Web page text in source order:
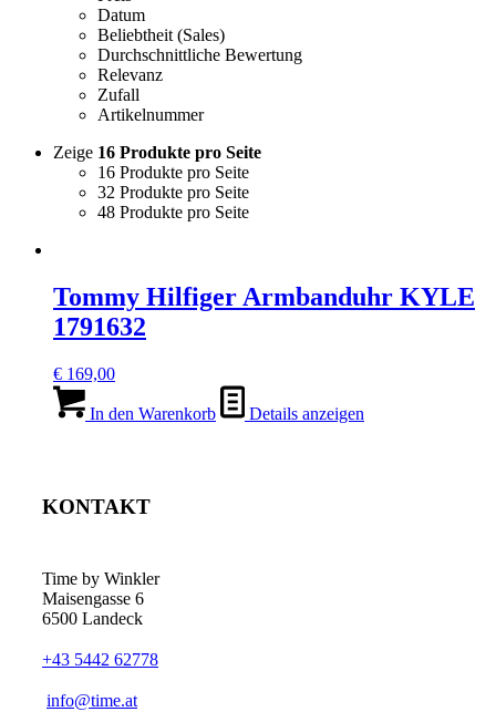
Datum
Beliebtheit (Sales)
Durchschnittliche Bewertung
Relevanz
Zufall
Artikelnummer
Zeige 16 Produkte pro Seite
16 Produkte pro Seite
32 Produkte pro Seite
48 Produkte pro Seite
Tommy Hilfiger Armbanduhr KYLE
1791632
€ 169,00
In den Warenkorb Details anzeigen
KONTAKT
Time by Winkler
Maisengasse 6
6500 Landeck
+43 5442 62778
­info@time.at